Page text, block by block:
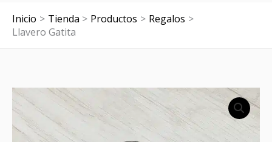
Inicio Tienda Productos
Regalos
Llavero Gatita